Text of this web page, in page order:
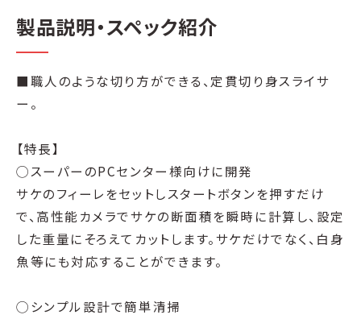
製品説明・スペック紹介
■職人のような切り方ができる、定貫切り身スライサ
ー。
【特長】
◯スーパーのPCセンター様向けに開発
サケのフィーレをセットしスタートボタンを押すだけ
で、高性能カメラでサケの断面積を瞬時に計算し、設定
した重量にそろえてカットします。サケだけでなく、白身
魚等にも対応することができます。
◯シンプル設計で簡単清掃